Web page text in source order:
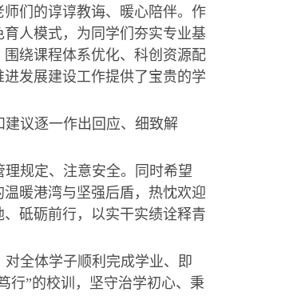
们的谆谆教诲、暖心陪伴。作
人模式，为同学们夯实专业基
绕课程体系优化、科创资源配
发展建设工作提供了宝贵的学
议逐一作出回应、细致解
理规定、 注意安全。
同时希望
暖港湾与坚强后盾，热忱欢迎
砥砺前行，以实干实绩诠释青
全体学子顺利完成学业、即
行”的校训，坚守治学初心、秉